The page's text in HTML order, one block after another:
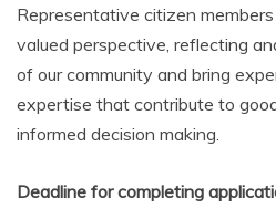
Representative citizen
valued perspective, reflecting
of our community and bring
expertise that contribute to
informed decision making.
Deadline for completing